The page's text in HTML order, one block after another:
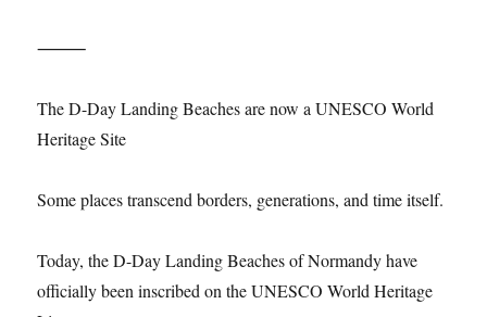
⸻
The D-Day Landing Beaches are now a UNESCO World
Heritage Site
Some places transcend borders, generations, and time itself.
Today, the D-Day Landing Beaches of Normandy have
officially been inscribed on the UNESCO World Heritage